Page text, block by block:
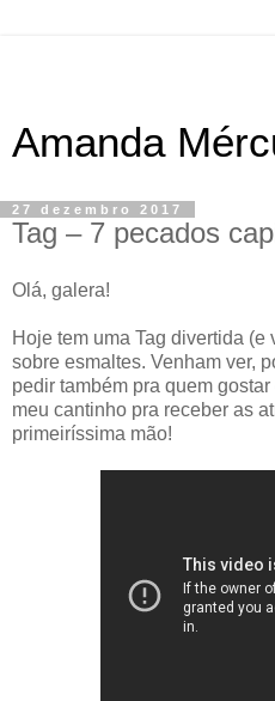
Amanda
27 dezembro 2017
Tag – 7 pecados
Olá, galera!
Hoje tem uma Tag divertida
sobre esmaltes. Venham ver,
pedir também pra quem
meu cantinho pra receber as
primeiríssima mão!